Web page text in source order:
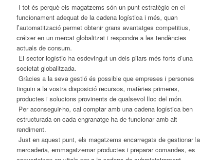
I tot és perquè els magatzems són un punt estratègic en el
funcionament adequat de la cadena logística i més, quan
l’automatització permet obtenir grans avantatges competitius,
créixer en un mercat globalitzat i respondre a les tendències
actuals de consum.
El sector logístic ha esdevingut un dels pilars més forts d’una
societat globalitzada.
Gràcies a la seva gestió és possible que empreses i persones
tinguin a la vostra disposició recursos, matèries primeres,
productes i solucions provinents de qualsevol lloc del món.
Per aconseguir-ho, cal comptar amb una cadena logística ben
estructurada on cada engranatge ha de funcionar amb alt
rendiment.
Just en aquest punt, els magatzems encarregats de gestionar la
mercaderia, emmagatzemar productes i preparar comandes, es